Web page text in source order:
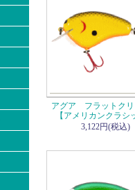
アグア フラットクリ
【アメリカンクラシ
3,122円(税込)